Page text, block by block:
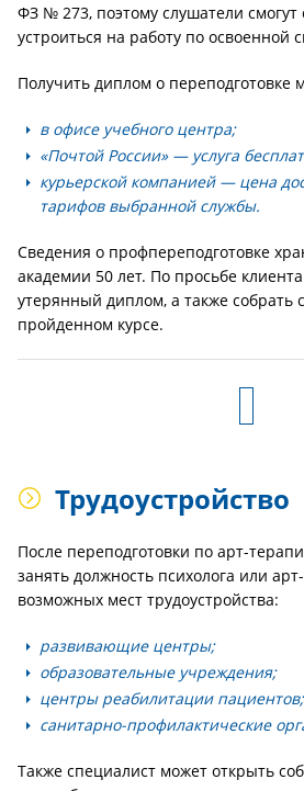
ФЗ № 273, поэтому слушатели
устроиться на работу по освоенной
Получить диплом о переподготовке
в офисе учебного центра;
«Почтой России» — услуга
курьерской компанией — цена
тарифов выбранной службы.
Сведения о профпереподготовке
академии 50 лет. По просьбе
утерянный диплом, а также собрать
пройденном курсе.
Трудоустройство
После переподготовки по арт-
занять должность психолога или
возможных мест трудоустройства:
развивающие центры;
образовательные учреждения;
центры реабилитации пациентов;
санитарно-профилактические
Также специалист может открыть